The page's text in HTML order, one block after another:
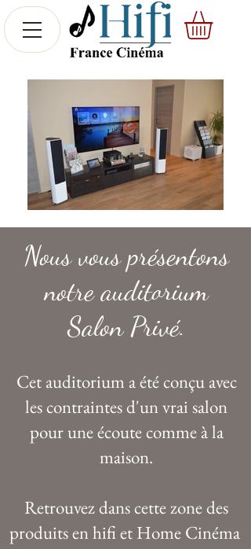
Nous vous présentons
notre auditorium
Salon Privé.
Cet auditorium a été conçu avec
les contraintes d'un vrai salon
pour une écoute comme à la
maison.
Retrouvez dans cette zone des
produits en hifi et Home Cinéma